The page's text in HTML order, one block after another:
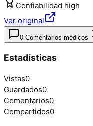
Confiabilidad high
Ver original
0 Comentarios médicos
Estadísticas
Vistas0
Guardados0
Comentarios0
Compartidos0